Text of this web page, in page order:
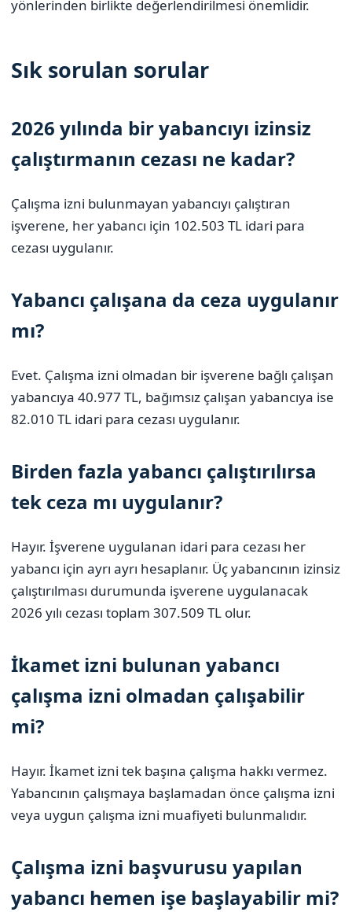
yönlerinden birlikte değerlendirilmesi önemlidir.
Sık sorulan sorular
2026 yılında bir yabancıyı izinsiz
çalıştırmanın cezası ne kadar?
Çalışma izni bulunmayan yabancıyı çalıştıran
işverene, her yabancı için 102.503 TL idari para
cezası uygulanır.
Yabancı çalışana da ceza uygulanır
mı?
Evet. Çalışma izni olmadan bir işverene bağlı çalışan
yabancıya 40.977 TL, bağımsız çalışan yabancıya ise
82.010 TL idari para cezası uygulanır.
Birden fazla yabancı çalıştırılırsa
tek ceza mı uygulanır?
Hayır. İşverene uygulanan idari para cezası her
yabancı için ayrı ayrı hesaplanır. Üç yabancının izinsiz
çalıştırılması durumunda işverene uygulanacak
2026 yılı cezası toplam 307.509 TL olur.
İkamet izni bulunan yabancı
çalışma izni olmadan çalışabilir
mi?
Hayır. İkamet izni tek başına çalışma hakkı vermez.
Yabancının çalışmaya başlamadan önce çalışma izni
veya uygun çalışma izni muafiyeti bulunmalıdır.
Çalışma izni başvurusu yapılan
yabancı hemen işe başlayabilir mi?